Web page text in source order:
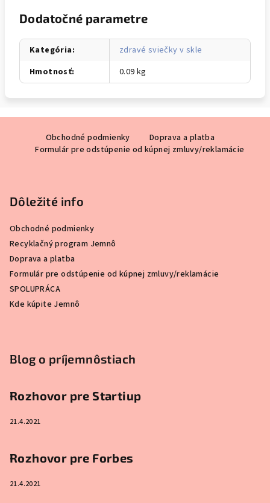
Dodatočné parametre
Kategória:
zdravé sviečky v skle
Hmotnosť: 0.09 kg
Obchodné podmienky
Doprava a platba
Formulár pre odstúpenie od kúpnej zmluvy/reklamácie
Dôležité info
Obchodné podmienky
Recyklačný program Jemnô
Doprava a platba
Formulár pre odstúpenie od kúpnej zmluvy/reklamácie
SPOLUPRÁCA
Kde kúpite Jemnô
Blog o príjemnôstiach
Rozhovor pre Startiup
21.4.2021
Rozhovor pre Forbes
21.4.2021